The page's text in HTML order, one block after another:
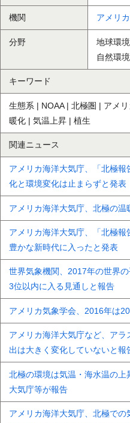
機関 アメリ
分野
地球環境
自然環境
キーワード
生態系 | NOAA | 北極圏 | アメ
暖化 | 気温上昇 | 植生
関連ニュース
アメリカ海洋大気庁、「北極
化と環境変化は止まらずと発表
アメリカ海洋大気庁、北極の
アメリカ海洋大気庁、「北極
豊かな新時代に入ったと発表
世界気象機関、2017年の世界
3位以内に入る見通しと報告
アメリカ気象学会、2016年は
アメリカ海洋大気庁など、ア
出は大きく変化していないと報
北極の環境は気温・海水温の
大気庁等が報告
アメリカ海洋大気庁、北極で